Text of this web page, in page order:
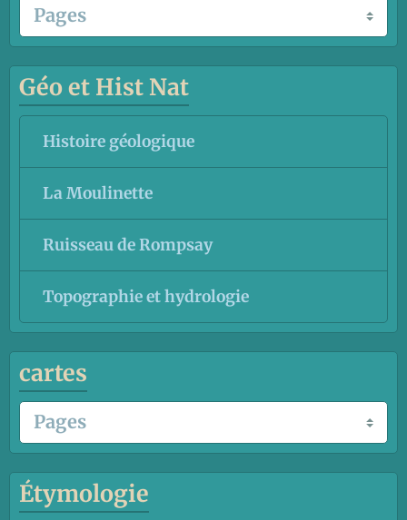
Géo et Hist Nat
Histoire géologique
La Moulinette
Ruisseau de Rompsay
Topographie et hydrologie
cartes
Étymologie